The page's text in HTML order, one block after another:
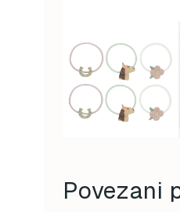
Povezani